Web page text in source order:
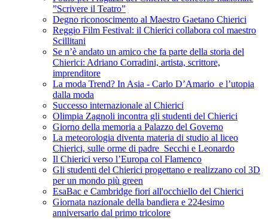
”Scrivere il Teatro”
Degno riconoscimento al Maestro Gaetano Chierici
Reggio Film Festival: il Chierici collabora col maestro
Scillitani
Se n’è andato un amico che fa parte della storia del
Chierici: Adriano Corradini, artista, scrittore,
imprenditore
La moda Trend? In Asia - Carlo D’Amario e l’utopia
dalla moda
Successo internazionale al Chierici
Olimpia Zagnoli incontra gli studenti del Chierici
Giorno della memoria a Palazzo del Governo
La meteorologia diventa materia di studio al liceo
Chierici, sulle orme di padre Secchi e Leonardo
Il Chierici verso l’Europa col Flamenco
Gli studenti del Chierici progettano e realizzano col 3D
per un mondo più green
EsaBac e Cambridge fiori all'occhiello del Chierici
Giornata nazionale della bandiera e 224esimo
anniversario dal primo tricolore